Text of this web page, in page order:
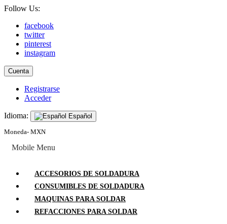
Follow Us:
facebook
twitter
pinterest
instagram
Cuenta
Registrarse
Acceder
Idioma: Español
Moneda- MXN
Mobile Menu
ACCESORIOS DE SOLDADURA
CONSUMIBLES DE SOLDADURA
MAQUINAS PARA SOLDAR
REFACCIONES PARA SOLDAR